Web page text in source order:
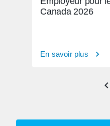
Canada 2026
En savoir plus